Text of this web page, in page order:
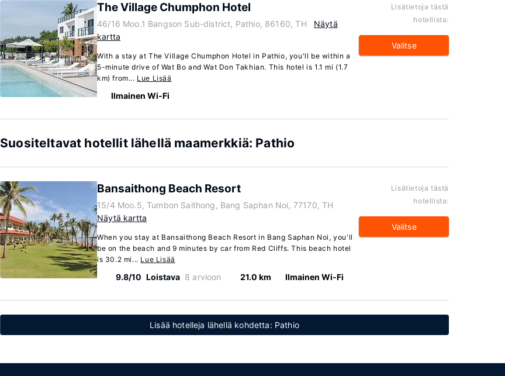
The Village Chumphon Hotel
46/16 Moo.1 Bangson Sub-district, Pathio, 86160, TH
Näytä
kartta
With a stay at The Village Chumphon Hotel in Pathio, you'll be within a
5-minute drive of Wat Bo and Wat Don Takhian. This hotel is 1.1 mi (1.7
km) from... Lue Lisää
Ilmainen Wi-Fi
Lisätietoja tästä
hotellista:
Valitse
Suositeltavat hotellit lähellä maamerkkiä: Pathio
Bansaithong Beach Resort
15/4 Moo.5, Tumbon Saithong, Bang Saphan Noi, 77170, TH
Näytä kartta
When you stay at Bansaithong Beach Resort in Bang Saphan Noi, you'll
be on the beach and 9 minutes by car from Red Cliffs. This beach hotel
is 30.2 mi... Lue Lisää
9.8/10 Loistava 8 arvioon 21.0 km Ilmainen Wi-Fi
Lisätietoja tästä
hotellista:
Valitse
Lisää hotelleja lähellä kohdetta: Pathio